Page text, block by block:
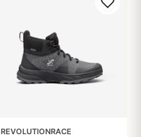
REVOLUTIONRACE